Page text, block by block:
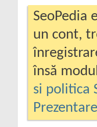
SeoPedia
un cont,
însă
si politica